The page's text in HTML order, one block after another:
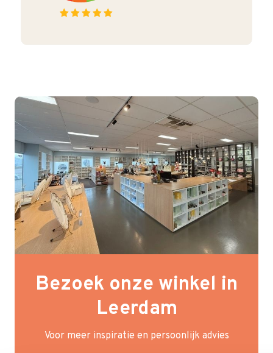
Bezoek onze winkel in
Leerdam
Voor meer inspiratie en persoonlijk advies